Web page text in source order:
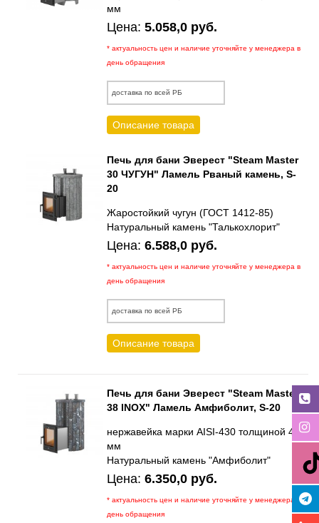
мм
Цена: 5.058,0 руб.
* актуальность цен и наличие уточняйте у менеджера в
день обращения
доставка по всей РБ
Описание товара
Печь для бани Эверест "Steam Master
30 ЧУГУН" Ламель Рваный камень, S-
20
Жаростойкий чугун (ГОСТ 1412-85)
Натуральный камень "Талькохлорит"
Цена: 6.588,0 руб.
* актуальность цен и наличие уточняйте у менеджера в
день обращения
доставка по всей РБ
Описание товара
Печь для бани Эверест "Steam Master
38 INOX" Ламель Амфиболит, S-20
нержавейка марки AISI-430 толщиной 4
мм
Натуральный камень "Амфиболит"
Цена: 6.350,0 руб.
* актуальность цен и наличие уточняйте у менеджера в
день обращения